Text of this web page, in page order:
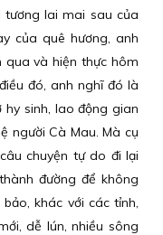
tương lai mai sau của
của quê hương, anh
qua và hiện thực hôm
đó, anh nghĩ đó là
sinh, lao động gian
người Cà Mau. Mà cụ
chuyện tự do đi lại
đường để không
khác với các tỉnh,
dễ lún, nhiều sông